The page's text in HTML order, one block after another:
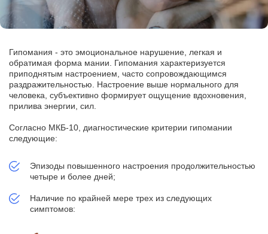
Гипомания - это эмоциональное нарушение, легкая и
обратимая форма мании. Гипомания характеризуется
приподнятым настроением, часто сопровождающимся
раздражительностью. Настроение выше нормального для
человека, субъективно формирует ощущение вдохновения,
прилива энергии, сил.
Согласно МКБ-10, диагностические критерии гипомании
следующие:
Эпизоды повышенного настроения продолжительностью
четыре и более дней;
Наличие по крайней мере трех из следующих
симптомов: